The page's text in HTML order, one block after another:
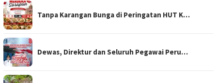
Tanpa Karangan Bunga di Peringatan HUT K…
Dewas, Direktur dan Seluruh Pegawai Peru…